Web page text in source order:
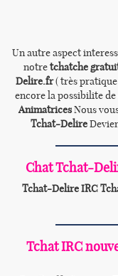
Un autre aspect
notretchatche
Delire.fr( très pratique
encore la possibilite
AnimatricesNous
Tchat-Delire
ChatTchat-
Tchat-DelireIRC
Tchat IRC